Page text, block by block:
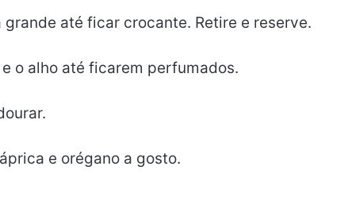
até ficar crocante. Retire e reserve.
o alho até ficarem perfumados.
e orégano a gosto.